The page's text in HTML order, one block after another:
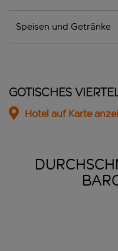
Speisen und Getränke
Gotisches
Hotel auf Karte